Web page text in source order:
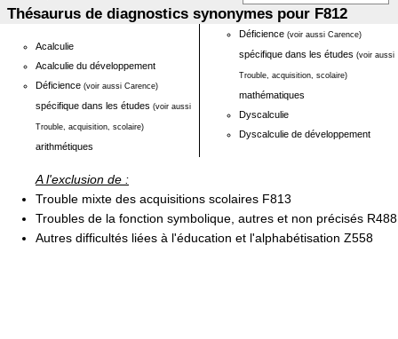
Thésaurus de diagnostics synonymes pour F812
Acalculie
Acalculie du développement
Déficience (voir aussi Carence)
spécifique dans les études (voir aussi
Trouble, acquisition, scolaire)
arithmétiques
Déficience (voir aussi Carence)
spécifique dans les études (voir aussi
Trouble, acquisition, scolaire)
mathématiques
Dyscalculie
Dyscalculie de développement
A l'exclusion de :
Trouble mixte des acquisitions scolaires F813
Troubles de la fonction symbolique, autres et non précisés R488
Autres difficultés liées à l'éducation et l'alphabétisation Z558